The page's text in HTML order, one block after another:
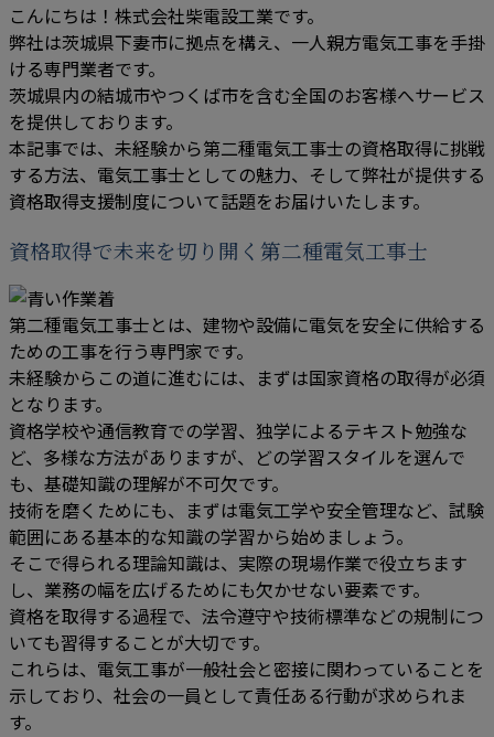
こんにちは！株式会社柴電設工業です。
弊社は茨城県下妻市に拠点を構え、一人親方電気工事を手掛
ける専門業者です。
茨城県内の結城市やつくば市を含む全国のお客様へサービス
を提供しております。
本記事では、未経験から第二種電気工事士の資格取得に挑戦
する方法、電気工事士としての魅力、そして弊社が提供する
資格取得支援制度について話題をお届けいたします。
資格取得で未来を切り開く第二種電気工事士
第二種電気工事士とは、建物や設備に電気を安全に供給する
ための工事を行う専門家です。
未経験からこの道に進むには、まずは国家資格の取得が必須
となります。
資格学校や通信教育での学習、独学によるテキスト勉強な
ど、多様な方法がありますが、どの学習スタイルを選んで
も、基礎知識の理解が不可欠です。
技術を磨くためにも、まずは電気工学や安全管理など、試験
範囲にある基本的な知識の学習から始めましょう。
そこで得られる理論知識は、実際の現場作業で役立ちます
し、業務の幅を広げるためにも欠かせない要素です。
資格を取得する過程で、法令遵守や技術標準などの規制につ
いても習得することが大切です。
これらは、電気工事が一般社会と密接に関わっていることを
示しており、社会の一員として責任ある行動が求められま
す。